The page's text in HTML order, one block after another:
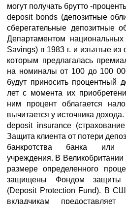
могут получать брутто -
deposit bonds (депозитные
сберегательные депозитные
Департаментом
Savings) в 1983 г. и изъятые из
которым предлагалась
на номиналы от 100 до 100
будут приносить процентный
лет с момента их
ним процент облагается
вычитается у источника дохода.
deposit insurance
Защита клиента от потери
банкротства банка или
учреждения. В Великобритании
размере определенного
защищены Фондом защиты
(Deposit Protection Fund). В
вкладчикам